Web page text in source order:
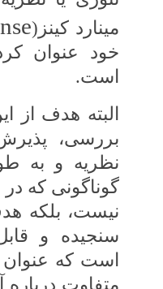
مینارد کینز(
خود عنوان‏
است.
البته هدف از
بررسی‏،
نظریه و به
گوناگونی که در
نیست، بلکه
سنجیده و
است که
متفاوت درباره